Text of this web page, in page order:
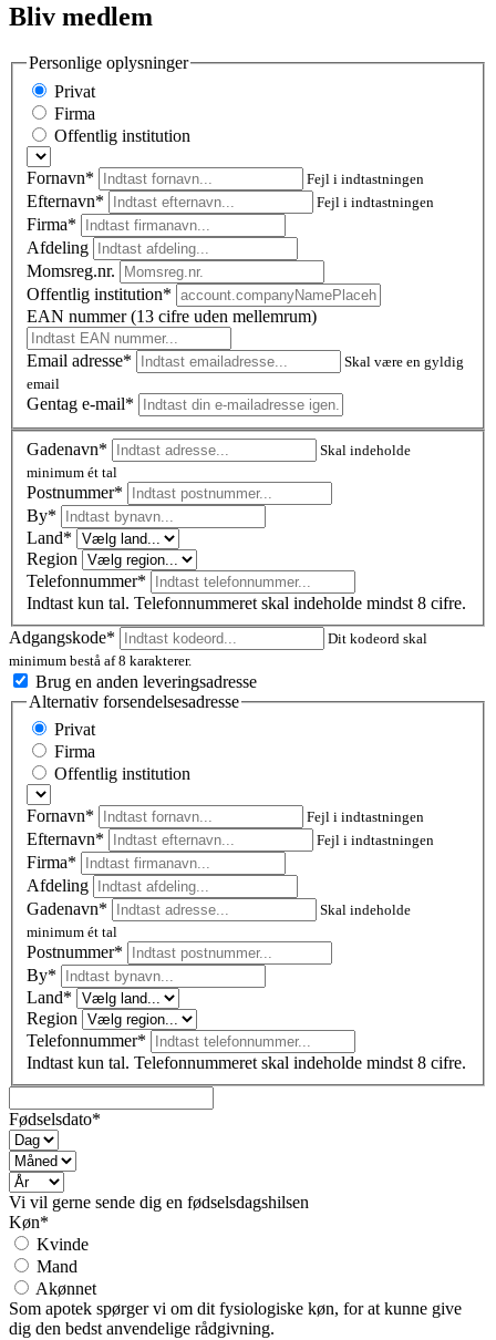
Bliv medlem
Personlige oplysninger
Privat
Firma
Offentlig institution
Fornavn* Fejl i indtastningen
Efternavn* Fejl i indtastningen
Firma*
Afdeling
Momsreg.nr.
Offentlig institution*
EAN nummer (13 cifre uden mellemrum)
Email adresse*
Skal være en gyldig
email
Gentag e-mail*
Gadenavn*
Skal indeholde
minimum ét tal
Postnummer*
By*
Land*
Region
Telefonnummer*
Indtast kun tal. Telefonnummeret skal indeholde mindst 8 cifre.
Adgangskode*
Dit kodeord skal
minimum bestå af 8 karakterer.
Brug en anden leveringsadresse
Alternativ forsendelsesadresse
Privat
Firma
Offentlig institution
Fornavn* Fejl i indtastningen
Efternavn* Fejl i indtastningen
Firma*
Afdeling
Gadenavn*
Skal indeholde
minimum ét tal
Postnummer*
By*
Land*
Region
Telefonnummer*
Indtast kun tal. Telefonnummeret skal indeholde mindst 8 cifre.
Fødselsdato*
Vi vil gerne sende dig en fødselsdagshilsen
Køn*
Kvinde
Mand
Akønnet
Som apotek spørger vi om dit fysiologiske køn, for at kunne give
dig den bedst anvendelige rådgivning.